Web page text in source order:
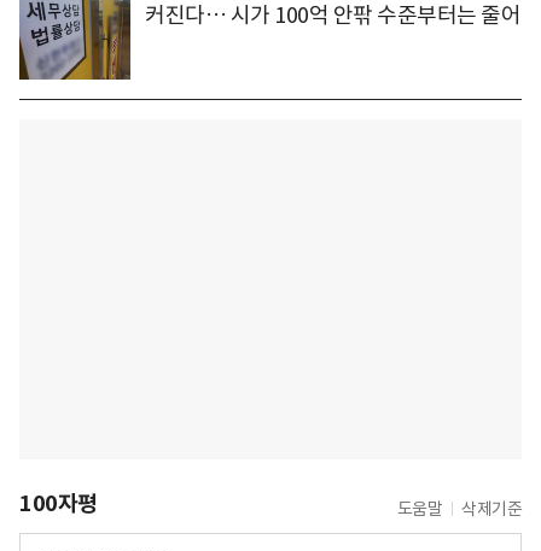
커진다… 시가 100억 안팎 수준부터는 줄어
100자평 도움말 삭제기준